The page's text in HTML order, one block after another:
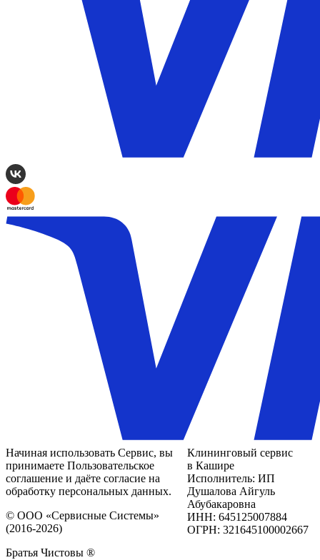
Начиная использовать Сервис, вы
принимаете Пользовательское
соглашение и даёте согласие на
обработку персональных данных.
© ООО «Сервисные Системы»
(2016-2026)
Братья Чистовы ®
Клининговый сервис
в Кашире
Исполнитель: ИП
Душалова Айгуль
Абубакаровна
ИНН: 645125007884
ОГРН: 321645100002667